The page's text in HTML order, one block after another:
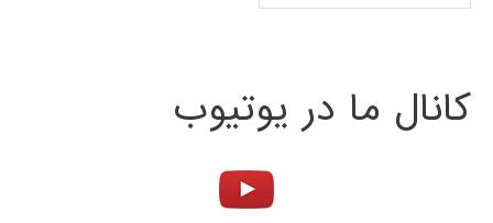
کانال ما در یوتیوب